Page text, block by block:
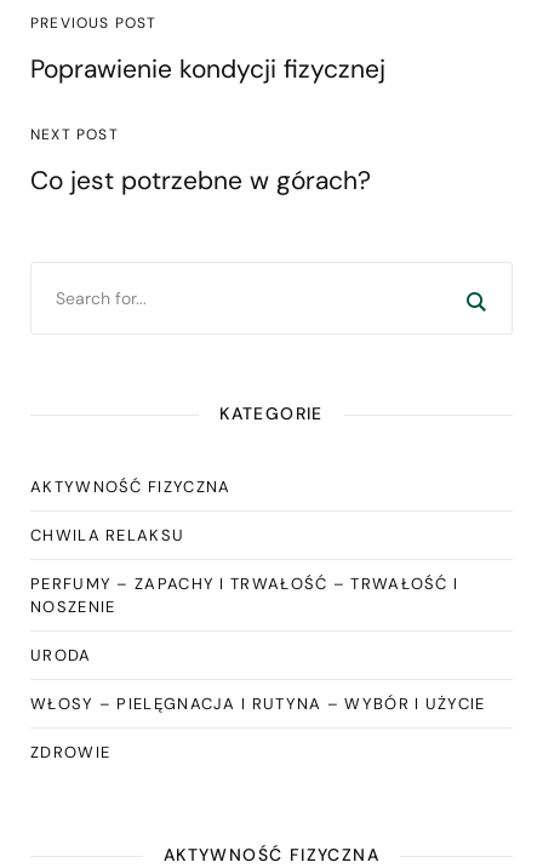
PREVIOUS POST
Poprawienie kondycji fizycznej
NEXT POST
Co jest potrzebne w górach?
KATEGORIE
AKTYWNOŚĆ FIZYCZNA
CHWILA RELAKSU
PERFUMY – ZAPACHY I TRWAŁOŚĆ – TRWAŁOŚĆ I
NOSZENIE
URODA
WŁOSY – PIELĘGNACJA I RUTYNA – WYBÓR I UŻYCIE
ZDROWIE
AKTYWNOŚĆ FIZYCZNA